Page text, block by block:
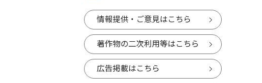
情報提供・ご意見はこちら
著作物の二次利用等はこちら
広告掲載はこちら